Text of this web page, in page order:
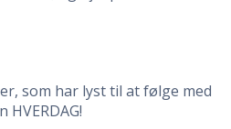
som har lyst til at følge med